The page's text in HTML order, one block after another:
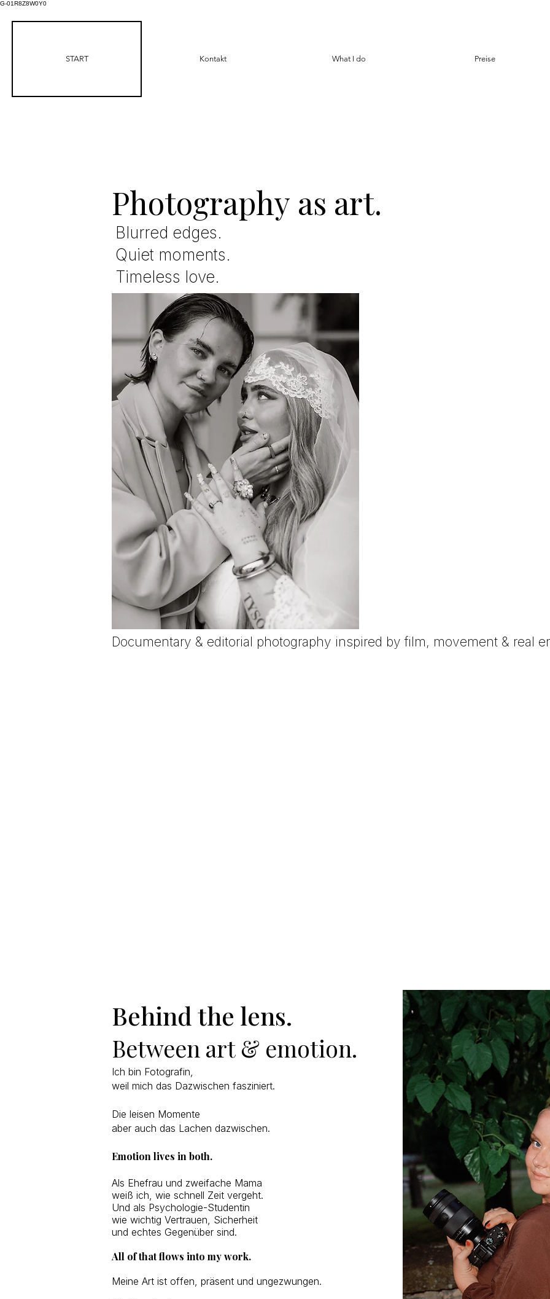
G-01R8Z8W0Y0
START Kontakt What I do Preise
Photography as art.
Blurred edges.
Quiet moments.
Timeless love.
Documentary & editorial photography inspired by film, movement & real
Behind the lens.
Between art & emotion.
Ich bin Fotografin,
weil mich das Dazwischen fasziniert.
Die leisen Momente
aber auch das Lachen dazwischen.
Emotion lives in both.
Als Ehefrau und zweifache Mama
weiß ich, wie schnell Zeit vergeht.​
Und als Psychologie-Studentin
wie wichtig Vertrauen, Sicherheit
und echtes Gegenüber sind.
All of that flows into my work.
Meine Art ist offen, präsent und ungezwungen.